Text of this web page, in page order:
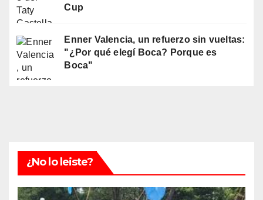
Cup
Enner Valencia, un refuerzo sin vueltas:
"¿Por qué elegí Boca? Porque es
Boca"
¿No lo leiste?